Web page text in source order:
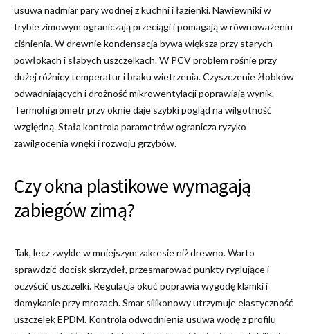
usuwa nadmiar pary wodnej z kuchni i łazienki. Nawiewniki w
trybie zimowym ograniczają przeciągi i pomagają w równoważeniu
ciśnienia. W drewnie kondensacja bywa większa przy starych
powłokach i słabych uszczelkach. W PCV problem rośnie przy
dużej różnicy temperatur i braku wietrzenia. Czyszczenie żłobków
odwadniających i drożność mikrowentylacji poprawiają wynik.
Termohigrometr przy oknie daje szybki pogląd na wilgotność
względną. Stała kontrola parametrów ogranicza ryzyko
zawilgocenia wnęki i rozwoju grzybów.
Czy okna plastikowe wymagają
zabiegów zimą?
Tak, lecz zwykle w mniejszym zakresie niż drewno. Warto
sprawdzić docisk skrzydeł, przesmarować punkty ryglujące i
oczyścić uszczelki. Regulacja okuć poprawia wygodę klamki i
domykanie przy mrozach. Smar silikonowy utrzymuje elastyczność
uszczelek EPDM. Kontrola odwodnienia usuwa wodę z profilu